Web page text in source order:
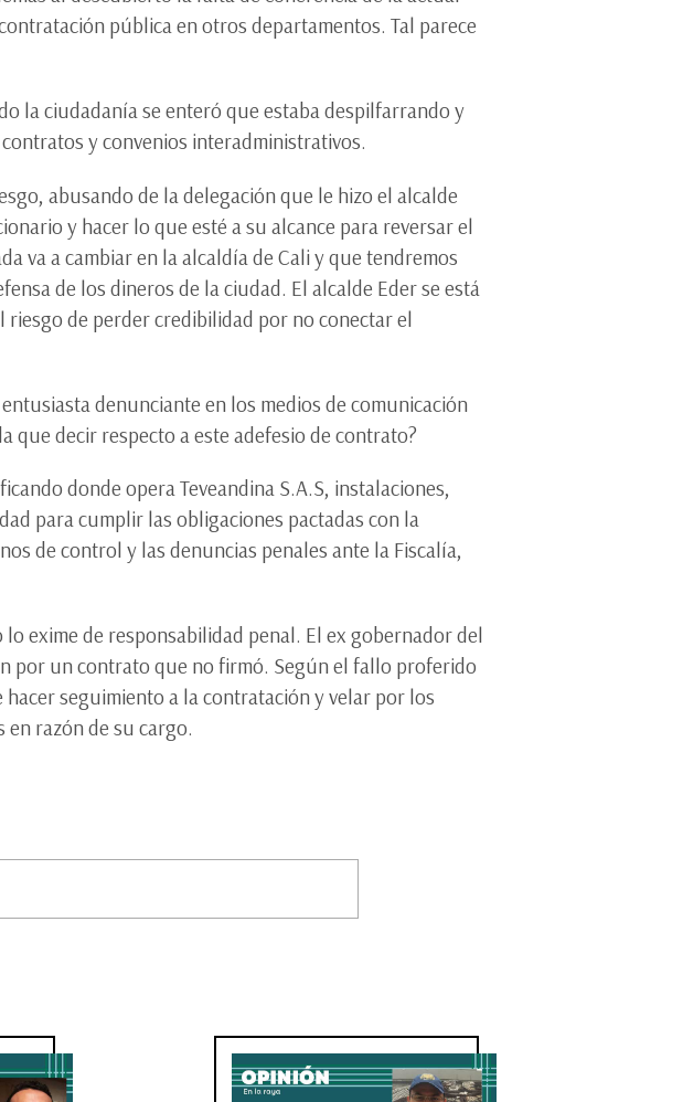
pública en otros departamentos. Tal parece
la ciudadanía se enteró que estaba despilfarrando y
y convenios interadministrativos.
abusando de la delegación que le hizo el alcalde
y hacer lo que esté a su alcance para reversar el
va a cambiar en la alcaldía de Cali y que tendremos
de los dineros de la ciudad. El alcalde Eder se está
de perder credibilidad por no conectar el
denunciante en los medios de comunicación
que decir respecto a este adefesio de contrato?
donde opera Teveandina S.A.S, instalaciones,
para cumplir las obligaciones pactadas con la
de control y las denuncias penales ante la Fiscalía,
exime de responsabilidad penal. El ex gobernador del
por un contrato que no firmó. Según el fallo proferido
seguimiento a la contratación y velar por los
razón de su cargo.